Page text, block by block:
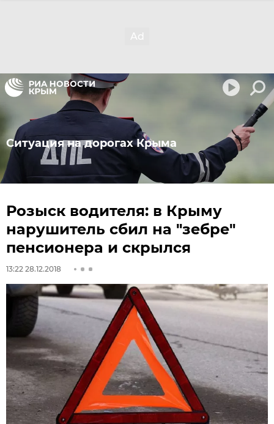
Ситуация на дорогах Крыма
Розыск водителя: в Крыму
нарушитель сбил на "зебре"
пенсионера и скрылся
13:22 28.12.2018